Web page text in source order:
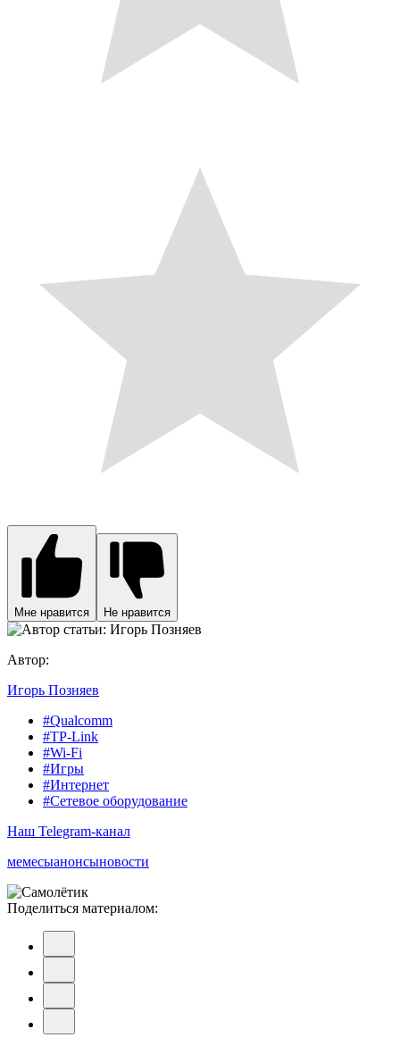
Мне нравится Не нравится
Автор:
Игорь Позняев
#Qualcomm
#TP-Link
#Wi-Fi
#Игры
#Интернет
#Сетевое оборудование
Наш Telegram-канал
мемесыанонсыновости
Поделиться материалом: